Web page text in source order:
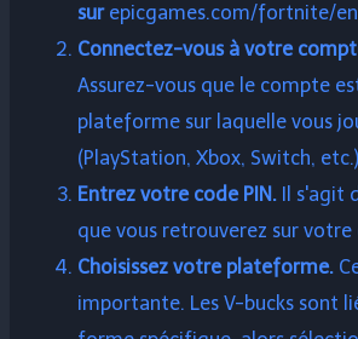
sur epicgames.com/fortnite/
Connectez-vous à votre
Assurez-vous que le compte
plateforme sur laquelle vous
(PlayStation, Xbox, Switch,
Entrez votre code PIN. Il s'agit
que vous retrouverez sur votre
Choisissez votre plateforme.
importante. Les V-bucks sont